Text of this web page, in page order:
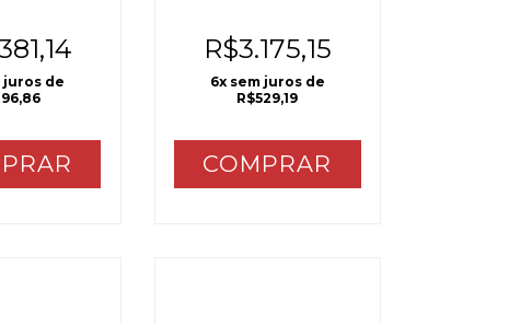
juros de
R$3.175,15
6x sem juros de
R$529,19
COMPRAR